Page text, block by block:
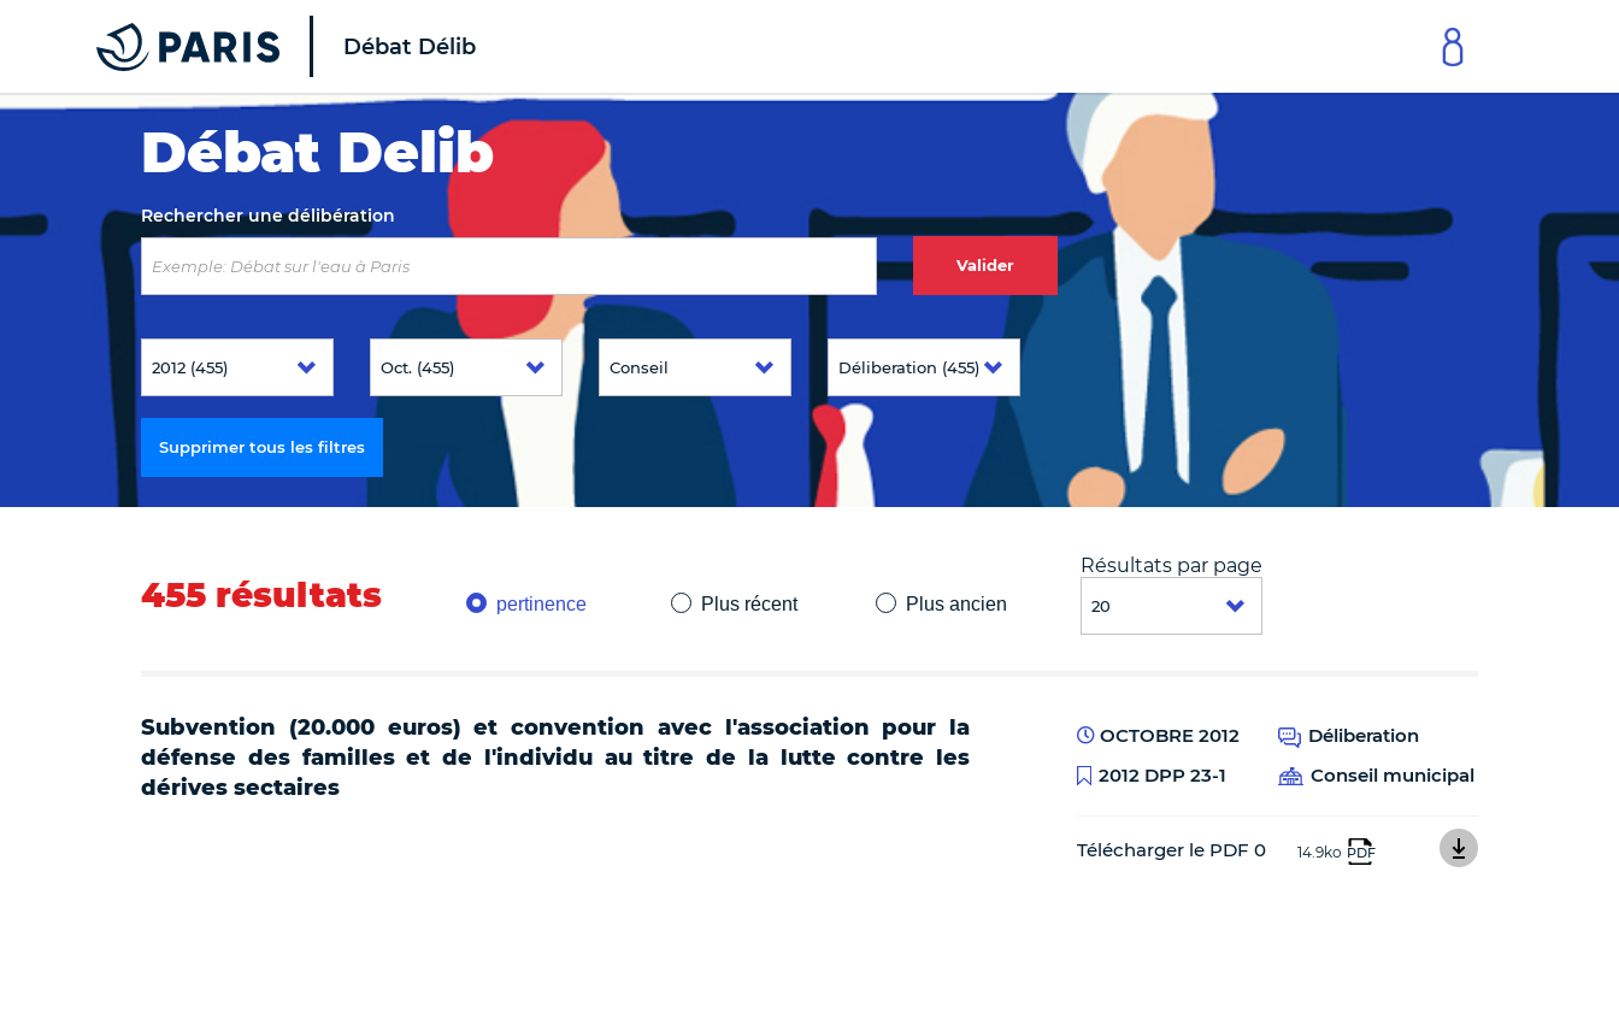
Top of the page
Débat Délib
Débat Delib
Rechercher une délibération
Valider
Supprimer tous les filtres
455 résultats pertinence Plus récent Plus ancien
Résultats par page
Subvention (20.000 euros) et convention avec l'association pour la
défense des familles et de l'individu au titre de la lutte contre les
dérives sectaires
OCTOBRE 2012
Déliberation
2012 DPP 23-1
Conseil municipal
Télécharger le PDF 0 14.9ko PDF